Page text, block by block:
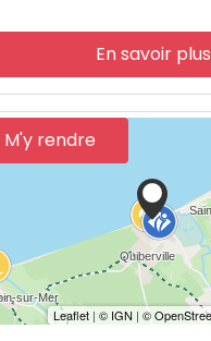
En savoir plus
M'y rendre